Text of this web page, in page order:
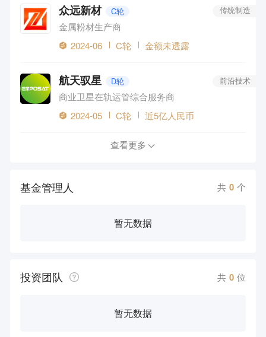
众远新材 C轮
金属粉材生产商
传统制造
2024-06 C轮 金额未透露
航天驭星 D轮
商业卫星在轨运管综合服务商
前沿技术
2024-05 C轮 近5亿人民币
查看更多
基金管理人 共 0 个
暂无数据
投资团队 共 0 位
暂无数据